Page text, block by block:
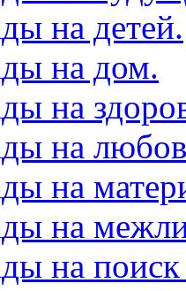
на детей.
на дом.
на
на
на
на
на